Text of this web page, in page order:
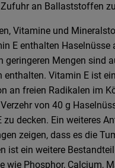
an Ballaststoffen
Vitamine und
E enthalten
geringeren Mengen sind
enthalten. Vitamin E ist
an freien Radikalen im
von 40 g
zu decken. Ein weiteres
zeigen, dass es die
ist ein weitere
wie Phosphor, Calcium,